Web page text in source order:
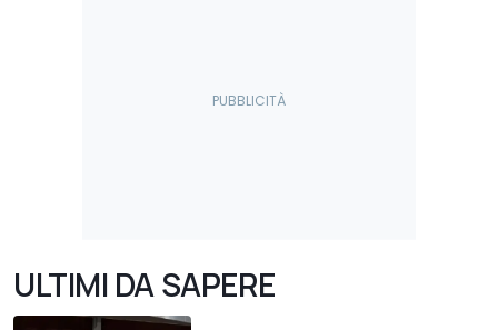
ULTIMI DA SAPERE